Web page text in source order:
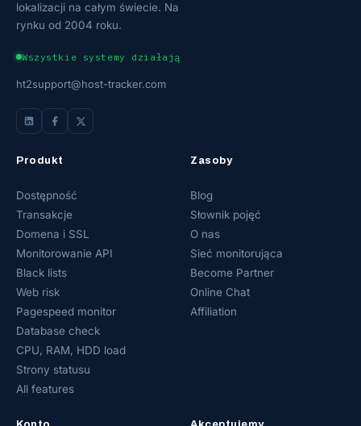
lokalizacji na całym świecie. Na
rynku od 2004 roku.
Wszystkie systemy działają
ht2support@host-tracker.com
Produkt
Dostępność
Transakcje
Domena i SSL
Monitorowanie API
Black lists
Web risk
Pagespeed monitor
Database check
CPU, RAM, HDD load
Strony statusu
All features
Zasoby
Blog
Słownik pojęć
O nas
Sieć monitorująca
Become Partner
Online Chat
Affiliation